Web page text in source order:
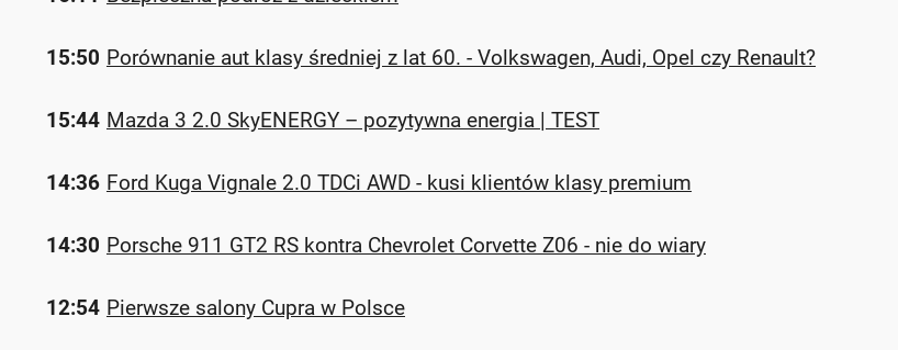
15:50 Porównanie aut klasy średniej z lat 60. - Volkswagen, Audi, Opel czy Renault?
15:44 Mazda 3 2.0 SkyENERGY – pozytywna energia | TEST
14:36 Ford Kuga Vignale 2.0 TDCi AWD - kusi klientów klasy premium
14:30 Porsche 911 GT2 RS kontra Chevrolet Corvette Z06 - nie do wiary
12:54 Pierwsze salony Cupra w Polsce